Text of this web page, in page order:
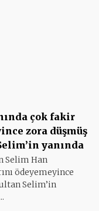
çok fakir
zora düşmüş
yanında
Selim Han
ödeyemeyince
Selim’in